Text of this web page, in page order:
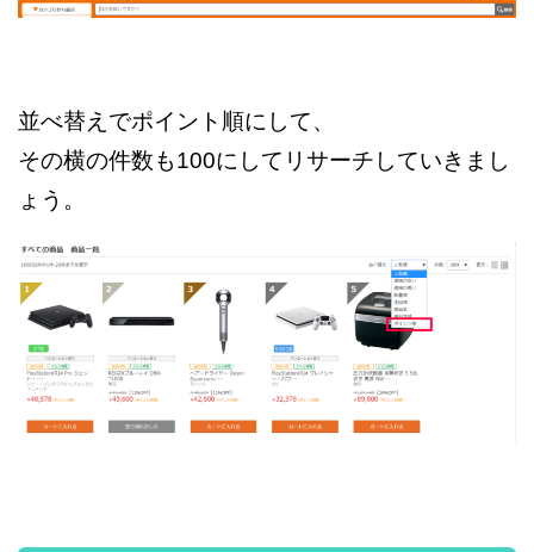
並べ替えでポイント順にして、
その横の件数も100にしてリサーチしていきまし
ょう。